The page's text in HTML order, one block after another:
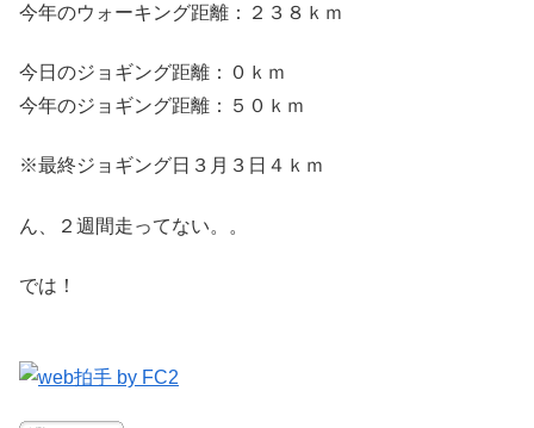
今年のウォーキング距離：２３８ｋｍ
今日のジョギング距離：０ｋｍ
今年のジョギング距離：５０ｋｍ
※最終ジョギング日３月３日４ｋｍ
ん、２週間走ってない。。
では！